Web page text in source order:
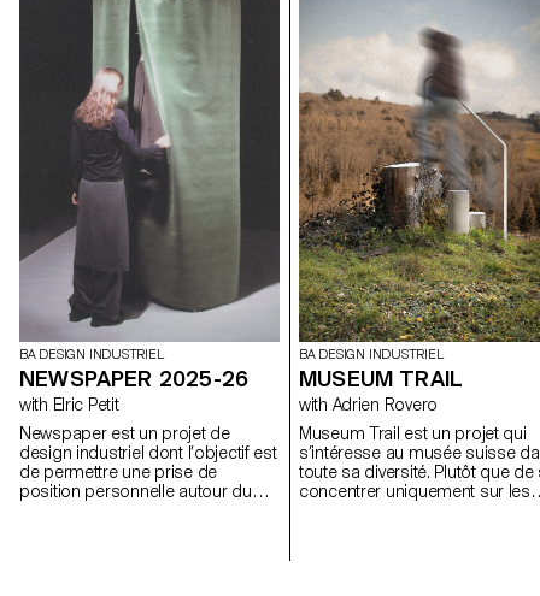
BA DESIGN INDUSTRIEL
NEWSPAPER 2025-26
with Elric Petit
Newspaper est un projet de
design industriel dont l’objectif est
de permettre une prise de
position personnelle autour du
BA DESIGN INDUSTRIEL
MUSEUM TRAIL
with Adrien Rovero
Museum Trail est un projet qui
s’intéresse au musée suisse
toute sa diversité. Plutôt que de
concentrer uniquement sur les